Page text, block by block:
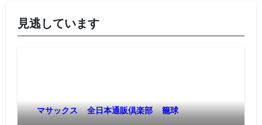
見逃しています
マサックス 全日本通販倶楽部
籠球